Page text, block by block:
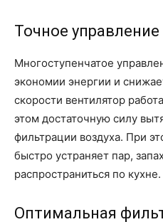
Точное
Многоступенчатое
экономии энергии и
скорости вентилятор
этом достаточную силу
фильтрации воздуха. При
быстро устраняет пар,
распространиться по кухне.
Оптимальная